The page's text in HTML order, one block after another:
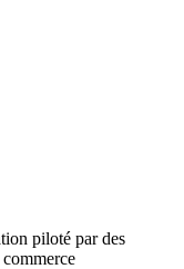
piloté par des